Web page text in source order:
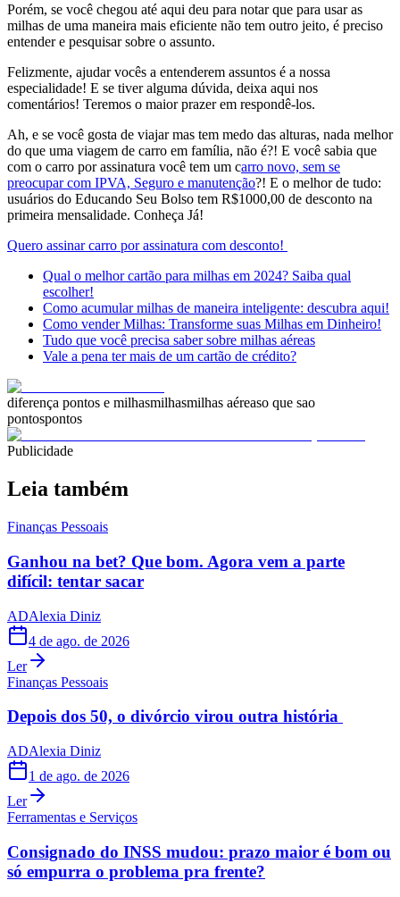
Porém, se você chegou até aqui deu para notar que para usar as
milhas de uma maneira mais eficiente não tem outro jeito, é preciso
entender e pesquisar sobre o assunto.
Felizmente, ajudar vocês a entenderem assuntos é a nossa
especialidade! E se tiver alguma dúvida, deixa aqui nos
comentários! Teremos o maior prazer em respondê-los.
Ah, e se você gosta de viajar mas tem medo das alturas, nada melhor
do que uma viagem de carro em família, não é?! E você sabia que
com o carro por assinatura você tem um carro novo, sem se
preocupar com IPVA, Seguro e manutenção?! E o melhor de tudo:
usuários do Educando Seu Bolso tem R$1000,00 de desconto na
primeira mensalidade. Conheça Já!
Quero assinar carro por assinatura com desconto!
Qual o melhor cartão para milhas em 2024? Saiba qual
escolher!
Como acumular milhas de maneira inteligente: descubra aqui!
Como vender Milhas: Transforme suas Milhas em Dinheiro!
Tudo que você precisa saber sobre milhas aéreas
Vale a pena ter mais de um cartão de crédito?
diferença pontos e milhasmilhasmilhas aéreaso que sao
pontospontos
Publicidade
Leia também
Finanças Pessoais
Ganhou na bet? Que bom. Agora vem a parte
difícil: tentar sacar
ADAlexia Diniz
4 de ago. de 2026
Ler
Finanças Pessoais
Depois dos 50, o divórcio virou outra história
ADAlexia Diniz
1 de ago. de 2026
Ler
Ferramentas e Serviços
Consignado do INSS mudou: prazo maior é bom ou
só empurra o problema pra frente?